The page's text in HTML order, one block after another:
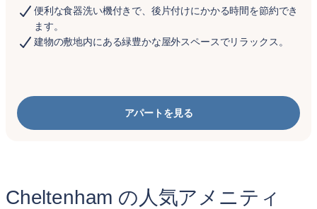
便利な食器洗い機付きで、後片付けにかかる時間を節約でき
ます。
建物の敷地内にある緑豊かな屋外スペースでリラックス。
アパートを見る
Cheltenham の人気アメニティ